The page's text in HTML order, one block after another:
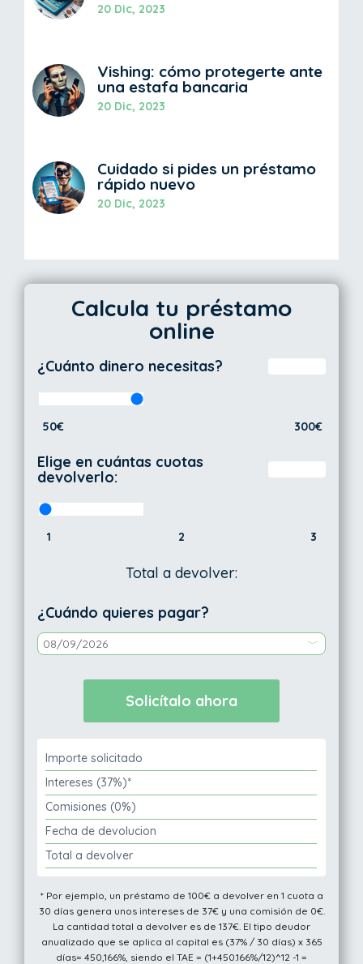
20 Dic, 2023
Vishing: cómo protegerte ante
una estafa bancaria
20 Dic, 2023
Cuidado si pides un préstamo
rápido nuevo
20 Dic, 2023
Calcula tu préstamo
online
¿Cuánto dinero necesitas?
50€ 300€
Elige en cuántas cuotas
devolverlo:
1 2 3
Total a devolver:
¿Cuándo quieres pagar?
Importe solicitado
Intereses (37%)*
Comisiones (0%)
Fecha de devolucion
Total a devolver
* Por ejemplo, un préstamo de 100€ a devolver en 1 cuota a
30 días genera unos intereses de 37€ y una comisión de 0€.
La cantidad total a devolver es de 137€. El tipo deudor
anualizado que se aplica al capital es (37% / 30 días) x 365
días= 450,166%, siendo el TAE = (1+450.166%/12)^12 -1 =